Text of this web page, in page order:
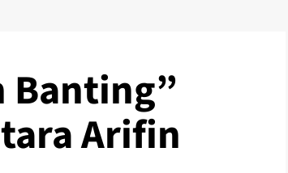
Banting”
Arifin